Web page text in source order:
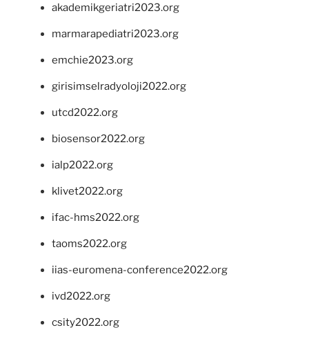
akademikgeriatri2023.org
marmarapediatri2023.org
emchie2023.org
girisimselradyoloji2022.org
utcd2022.org
biosensor2022.org
ialp2022.org
klivet2022.org
ifac-hms2022.org
taoms2022.org
iias-euromena-conference2022.org
ivd2022.org
csity2022.org